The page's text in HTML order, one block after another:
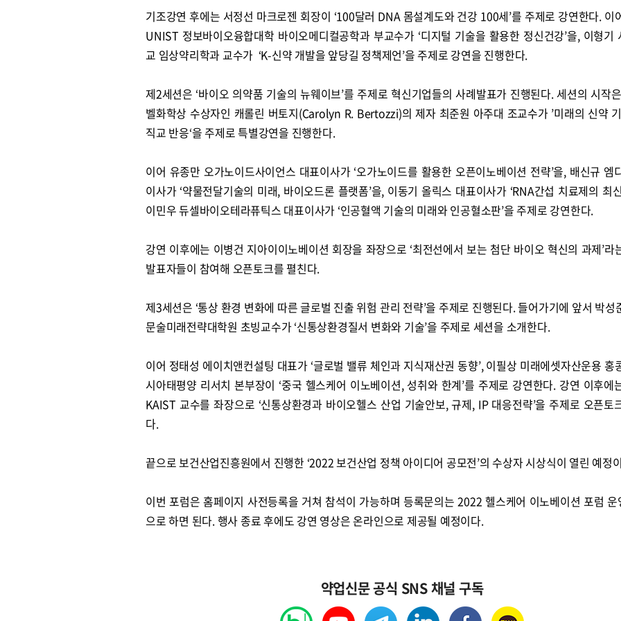
기조강연 후에는 서정선 마크로젠 회장이 ‘100달러 DNA 몸설계도와 건강 100세’를 주제로 강연한다. 이
UNIST 정보바이오융합대학 바이오메디컬공학과 부교수가 ‘디지털 기술을 활용한 정신건강’을, 이형기
교 임상약리학과 교수가 ‘K-신약 개발을 앞당길 정책제언’을 주제로 강연을 진행한다.
제2세션은 ‘바이오 의약품 기술의 뉴웨이브’를 주제로 혁신기업들의 사례발표가 진행된다. 세션의 시작
벨화학상 수상자인 캐롤린 버토지(Carolyn R. Bertozzi)의 제자 최준원 아주대 조교수가 ’미래의 신약
직교 반응‘을 주제로 특별강연을 진행한다.
이어 유종만 오가노이드사이언스 대표이사가 ‘오가노이드를 활용한 오픈이노베이션 전략’을, 배신규 엠
이사가 ‘약물전달기술의 미래, 바이오드론 플랫폼’을, 이동기 올릭스 대표이사가 ‘RNA간섭 치료제의 최
이민우 듀셀바이오테라퓨틱스 대표이사가 ‘인공혈액 기술의 미래와 인공혈소판’을 주제로 강연한다.
강연 이후에는 이병건 지아이이노베이션 회장을 좌장으로 ‘최전선에서 보는 첨단 바이오 혁신의 과제’라
발표자들이 참여해 오픈토크를 펼친다.
제3세션은 ‘통상 환경 변화에 따른 글로벌 진출 위험 관리 전략’을 주제로 진행된다. 들어가기에 앞서 박성
문술미래전략대학원 초빙교수가 ‘신통상환경질서 변화와 기술’을 주제로 세션을 소개한다.
이어 정태성 에이치앤컨설팅 대표가 ‘글로벌 밸류 체인과 지식재산권 동향’, 이필상 미래에셋자산운용 홍
시아태평양 리서치 본부장이 ‘중국 헬스케어 이노베이션, 성취와 한계’를 주제로 강연한다. 강연 이후에
KAIST 교수를 좌장으로 ‘신통상환경과 바이오헬스 산업 기술안보, 규제, IP 대응전략’을 주제로 오픈토
다.
끝으로 보건산업진흥원에서 진행한 ‘2022 보건산업 정책 아이디어 공모전’의 수상자 시상식이 열린 예정
이번 포럼은 홈페이지 사전등록을 거쳐 참석이 가능하며 등록문의는 2022 헬스케어 이노베이션 포럼 운
으로 하면 된다. 행사 종료 후에도 강연 영상은 온라인으로 제공될 예정이다.
약업신문 공식 SNS 채널 구독